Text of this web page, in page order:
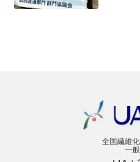
全国繊維
一